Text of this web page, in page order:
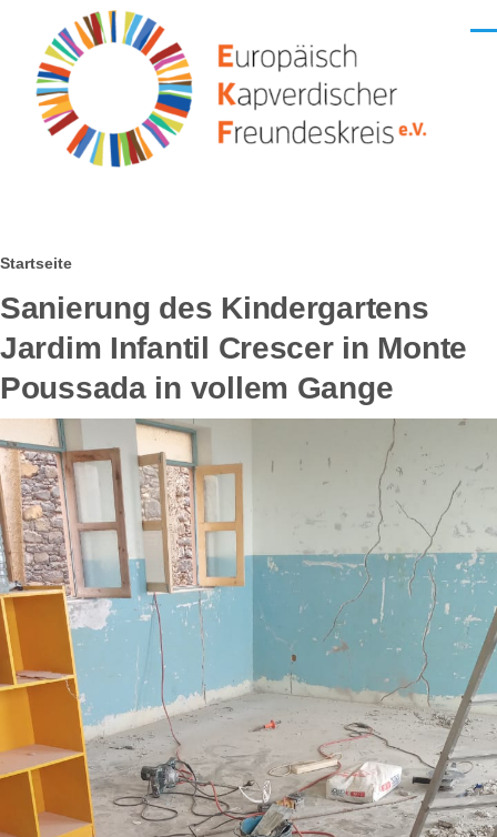
Direkt zum Inhalt
Pfadnavigation
Startseite
Sanierung des Kindergartens
Jardim Infantil Crescer in Monte
Poussada in vollem Gange